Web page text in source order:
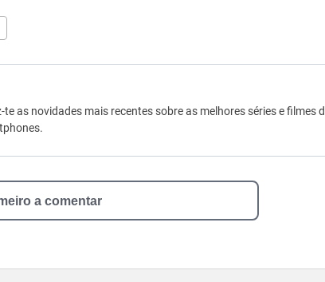
procuro
as novidades mais recentes sobre as melhores séries e filmes
a comentar